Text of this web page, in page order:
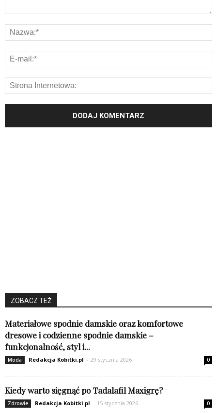
ZOBACZ TEŻ
Materiałowe spodnie damskie oraz komfortowe
dresowe i codzienne spodnie damskie –
funkcjonalność, styl i...
Moda Redakcja Kobitki.pl - 29 stycznia 2026 0
Kiedy warto sięgnąć po Tadalafil Maxigrę?
Zdrowie Redakcja Kobitki.pl - 15 stycznia 2026 0